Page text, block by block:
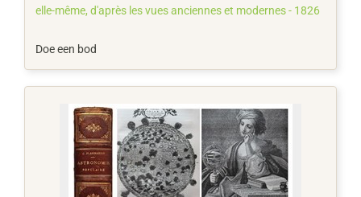
elle-même, d'après les vues anciennes et modernes - 1826
Doe een bod